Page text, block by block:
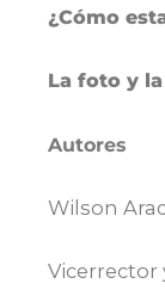
¿Cómo
La foto y
Autores
Wilson
Vicerrector